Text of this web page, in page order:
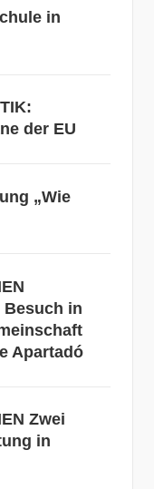
in
der EU
„Wie
Besuch in
Apartadó
Zwei
in